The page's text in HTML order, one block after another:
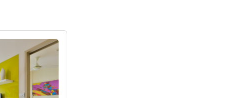
راجع التفاصيل